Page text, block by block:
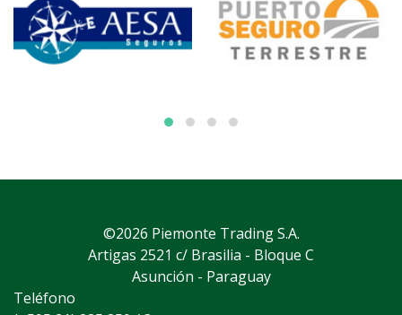
©2026 Piemonte Trading S.A.
Artigas 2521 c/ Brasilia - Bloque C
Asunción - Paraguay
Teléfono